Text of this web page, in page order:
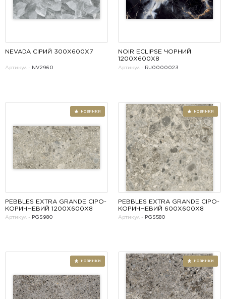
НОВИНКИ
NEVADA СІРИЙ 300Х600Х7
Артикул - NV2960
NOIR ECLIPSE ЧОРНИЙ
1200X600X8
Артикул - RJ0000023
PEBBLES EXTRA GRANDE СІРО-
КОРИЧНЕВИЙ 1200Х600Х8
Артикул - PGS980
PEBBLES EXTRA GRANDE СІРО-
КОРИЧНЕВИЙ 600Х600Х8
Артикул - PGS580